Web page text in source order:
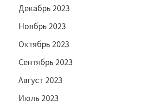
Декабрь 2023
Ноябрь 2023
Октябрь 2023
Сентябрь 2023
Август 2023
Июль 2023